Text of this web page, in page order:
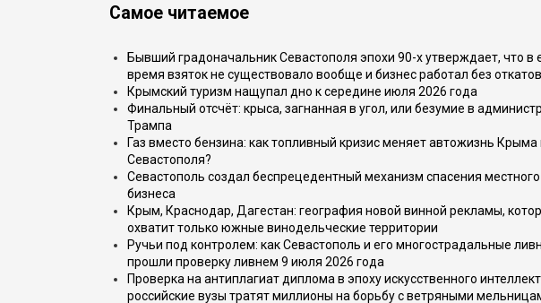
Самое читаемое
Бывший градоначальник Севастополя эпохи 90-х утверждает, что в
время взяток не существовало вообще и бизнес работал без откатов
Крымский туризм нащупал дно к середине июля 2026 года
Финальный отсчёт: крыса, загнанная в угол, или безумие в
Трампа
Газ вместо бензина: как топливный кризис меняет автожизнь Крыма
Севастополя?
Севастополь создал беспрецедентный механизм спасения местного
бизнеса
Крым, Краснодар, Дагестан: география новой винной рекламы,
охватит только южные винодельческие территории
Ручьи под контролем: как Севастополь и его многострадальные
прошли проверку ливнем 9 июля 2026 года
Проверка на антиплагиат диплома в эпоху искусственного
российские вузы тратят миллионы на борьбу с ветряными